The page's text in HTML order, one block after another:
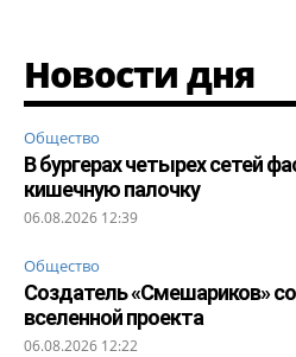
Новости дня
Общество
В бургерах четырех сетей
кишечную палочку
06.08.2026 12:39
Общество
Создатель «Смешариков»
вселенной проекта
06.08.2026 12:22